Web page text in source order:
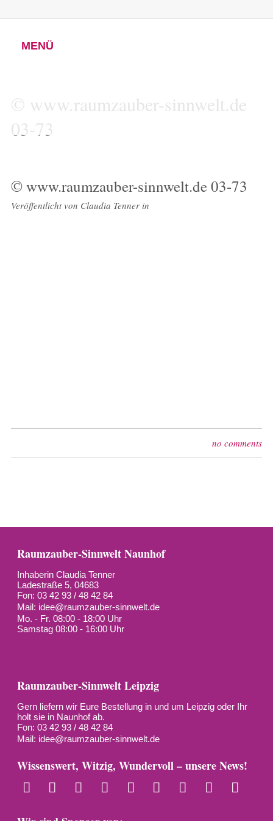
MENÜ
© www.raumzauber-sinnwelt.de
03-73
© www.raumzauber-sinnwelt.de 03-73
Veröffentlicht von Claudia Tennerin
no comments
Raumzauber-Sinnwelt Naunhof
Inhaberin Claudia Tenner
Ladestraße 5, 04683
Fon: 03 42 93 / 48 42 84
Mail: idee@raumzauber-sinnwelt.de
Mo. - Fr. 08:00 - 18:00 Uhr
Samstag 08:00 - 16:00 Uhr
Raumzauber-Sinnwelt Leipzig
Gern liefern wir Eure Bestellung in und um Leipzig oder Ihr
holt sie in Naunhof ab.
Fon: 03 42 93 / 48 42 84
Mail: idee@raumzauber-sinnwelt.de
Wissenswert, Witzig, Wundervoll – unsere News!